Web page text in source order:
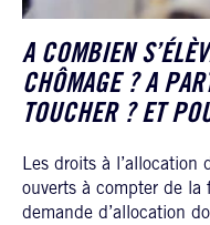
A COMBIEN
CHÔMAGE ? A
TOUCHER ? ET
Les droits à l’allocation
ouverts à compter de la
demande d’allocation